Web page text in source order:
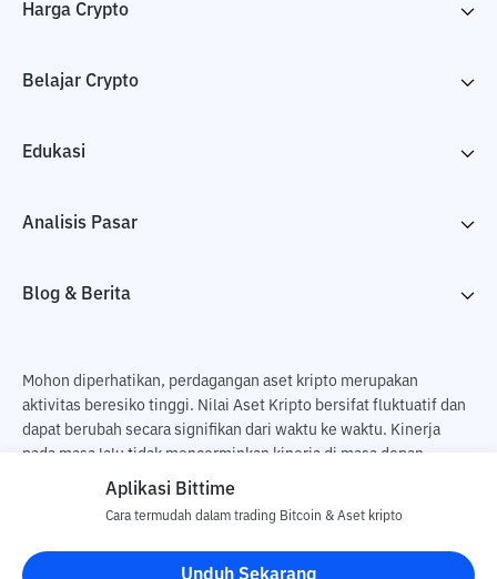
Harga Crypto
Belajar Crypto
Edukasi
Analisis Pasar
Blog & Berita
Mohon diperhatikan, perdagangan aset kripto merupakan
aktivitas beresiko tinggi. Nilai Aset Kripto bersifat fluktuatif dan
dapat berubah secara signifikan dari waktu ke waktu. Kinerja
pada masa lalu tidak mencerminkan kinerja di masa depan.
Terdapat risiko kehilangan sebagai dampak dari membeli dan
pengguna. PT Utama Aset Digital Indonesia (Bittime) tidak
bertanggung jawab atas perubahan fluktuasi dari nilai tukar Aset
Aplikasi Bittime
Cara termudah dalam trading Bitcoin & Aset kripto